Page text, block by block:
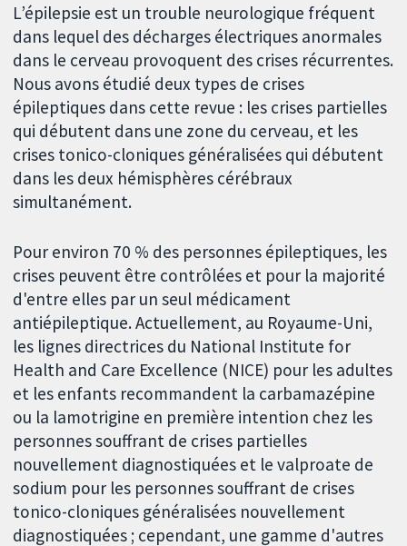
L’épilepsie est un trouble neurologique fréquent
dans lequel des décharges électriques anormales
dans le cerveau provoquent des crises récurrentes.
Nous avons étudié deux types de crises
épileptiques dans cette revue : les crises partielles
qui débutent dans une zone du cerveau, et les
crises tonico-cloniques généralisées qui débutent
dans les deux hémisphères cérébraux
simultanément.
Pour environ 70 % des personnes épileptiques, les
crises peuvent être contrôlées et pour la majorité
d'entre elles par un seul médicament
antiépileptique. Actuellement, au Royaume-Uni,
les lignes directrices du National Institute for
Health and Care Excellence (NICE) pour les adultes
et les enfants recommandent la carbamazépine
ou la lamotrigine en première intention chez les
personnes souffrant de crises partielles
nouvellement diagnostiquées et le valproate de
sodium pour les personnes souffrant de crises
tonico-cloniques généralisées nouvellement
diagnostiquées ; cependant, une gamme d'autres